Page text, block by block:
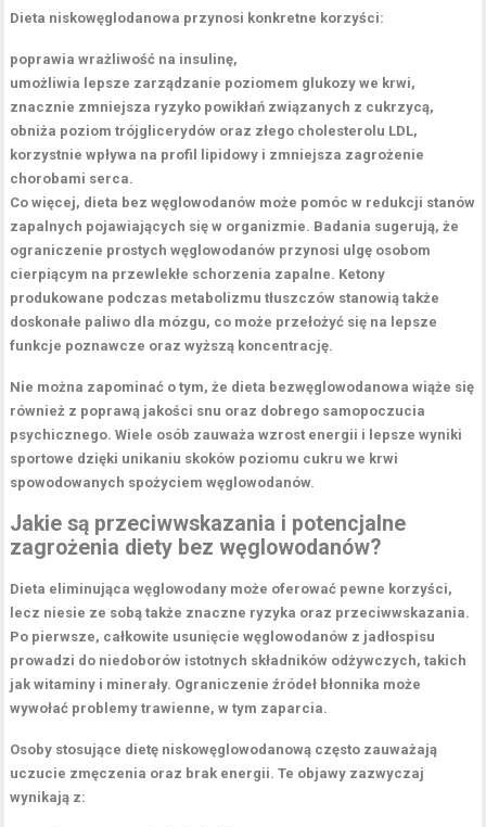
Dieta niskowęglodanowa przynosi konkretne korzyści:
poprawia wrażliwość na insulinę,
umożliwia lepsze zarządzanie poziomem glukozy we krwi,
znacznie zmniejsza ryzyko powikłań związanych z cukrzycą,
obniża poziom trójglicerydów oraz złego cholesterolu LDL,
korzystnie wpływa na profil lipidowy i zmniejsza zagrożenie
chorobami serca.
Co więcej, dieta bez węglowodanów może pomóc w redukcji stanów
zapalnych pojawiających się w organizmie. Badania sugerują, że
ograniczenie prostych węglowodanów przynosi ulgę osobom
cierpiącym na przewlekłe schorzenia zapalne. Ketony
produkowane podczas metabolizmu tłuszczów stanowią także
doskonałe paliwo dla mózgu, co może przełożyć się na lepsze
funkcje poznawcze oraz wyższą koncentrację.
Nie można zapominać o tym, że dieta bezwęglowodanowa wiąże się
również z poprawą jakości snu oraz dobrego samopoczucia
psychicznego. Wiele osób zauważa wzrost energii i lepsze wyniki
sportowe dzięki unikaniu skoków poziomu cukru we krwi
spowodowanych spożyciem węglowodanów.
Jakie są przeciwwskazania i potencjalne
zagrożenia diety bez węglowodanów?
Dieta eliminująca węglowodany może oferować pewne korzyści,
lecz niesie ze sobą także znaczne ryzyka oraz przeciwwskazania.
Po pierwsze, całkowite usunięcie węglowodanów z jadłospisu
prowadzi do niedoborów istotnych składników odżywczych, takich
jak witaminy i minerały. Ograniczenie źródeł błonnika może
wywołać problemy trawienne, w tym zaparcia.
Osoby stosujące dietę niskowęglowodanową często zauważają
uczucie zmęczenia oraz brak energii. Te objawy zazwyczaj
wynikają z: